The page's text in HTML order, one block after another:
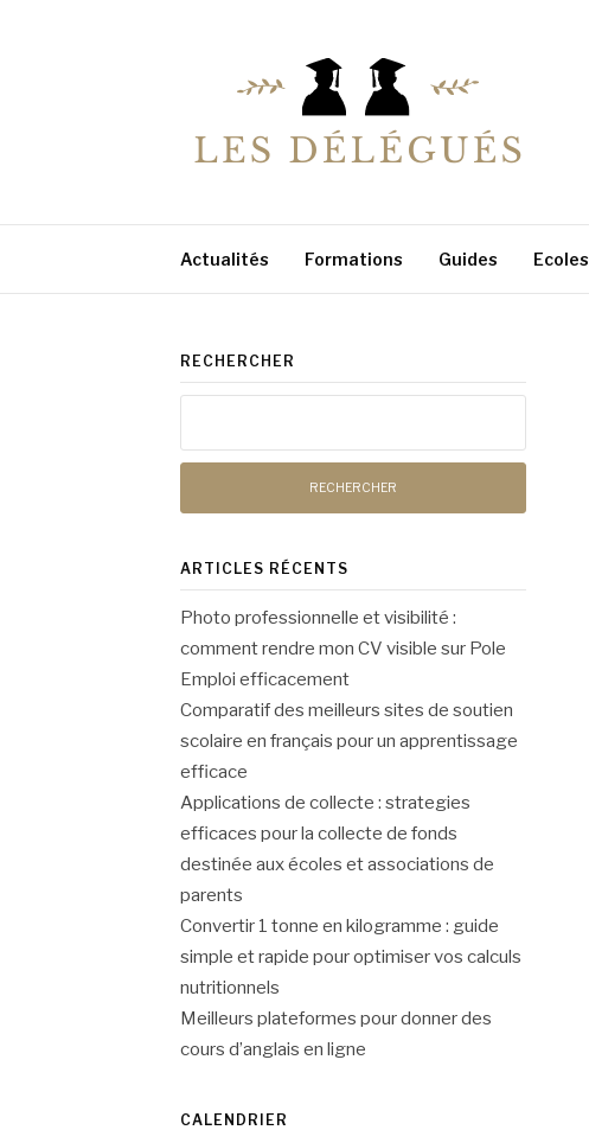
Actualités Formations Guides Ecoles
RECHERCHER
ARTICLES RÉCENTS
Photo professionnelle et visibilité :
comment rendre mon CV visible sur Pole
Emploi efficacement
Comparatif des meilleurs sites de soutien
scolaire en français pour un apprentissage
efficace
Applications de collecte : strategies
efficaces pour la collecte de fonds
destinée aux écoles et associations de
parents
Convertir 1 tonne en kilogramme : guide
simple et rapide pour optimiser vos calculs
nutritionnels
Meilleurs plateformes pour donner des
cours d’anglais en ligne
CALENDRIER